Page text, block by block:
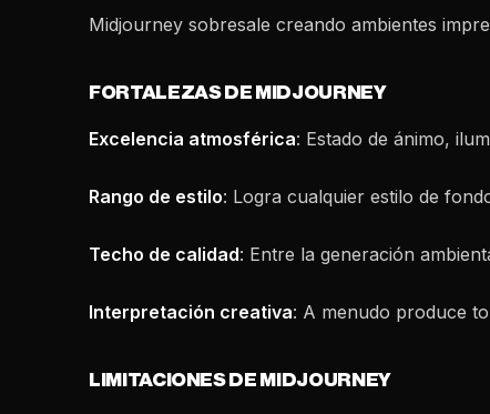
Midjourney sobresale creando ambientes
FORTALEZAS DE MIDJOURNEY
Excelencia atmosférica: Estado de ánimo,
Rango de estilo: Logra cualquier estilo de
Techo de calidad: Entre la generación
Interpretación creativa: A menudo produce
LIMITACIONES DE MIDJOURNEY